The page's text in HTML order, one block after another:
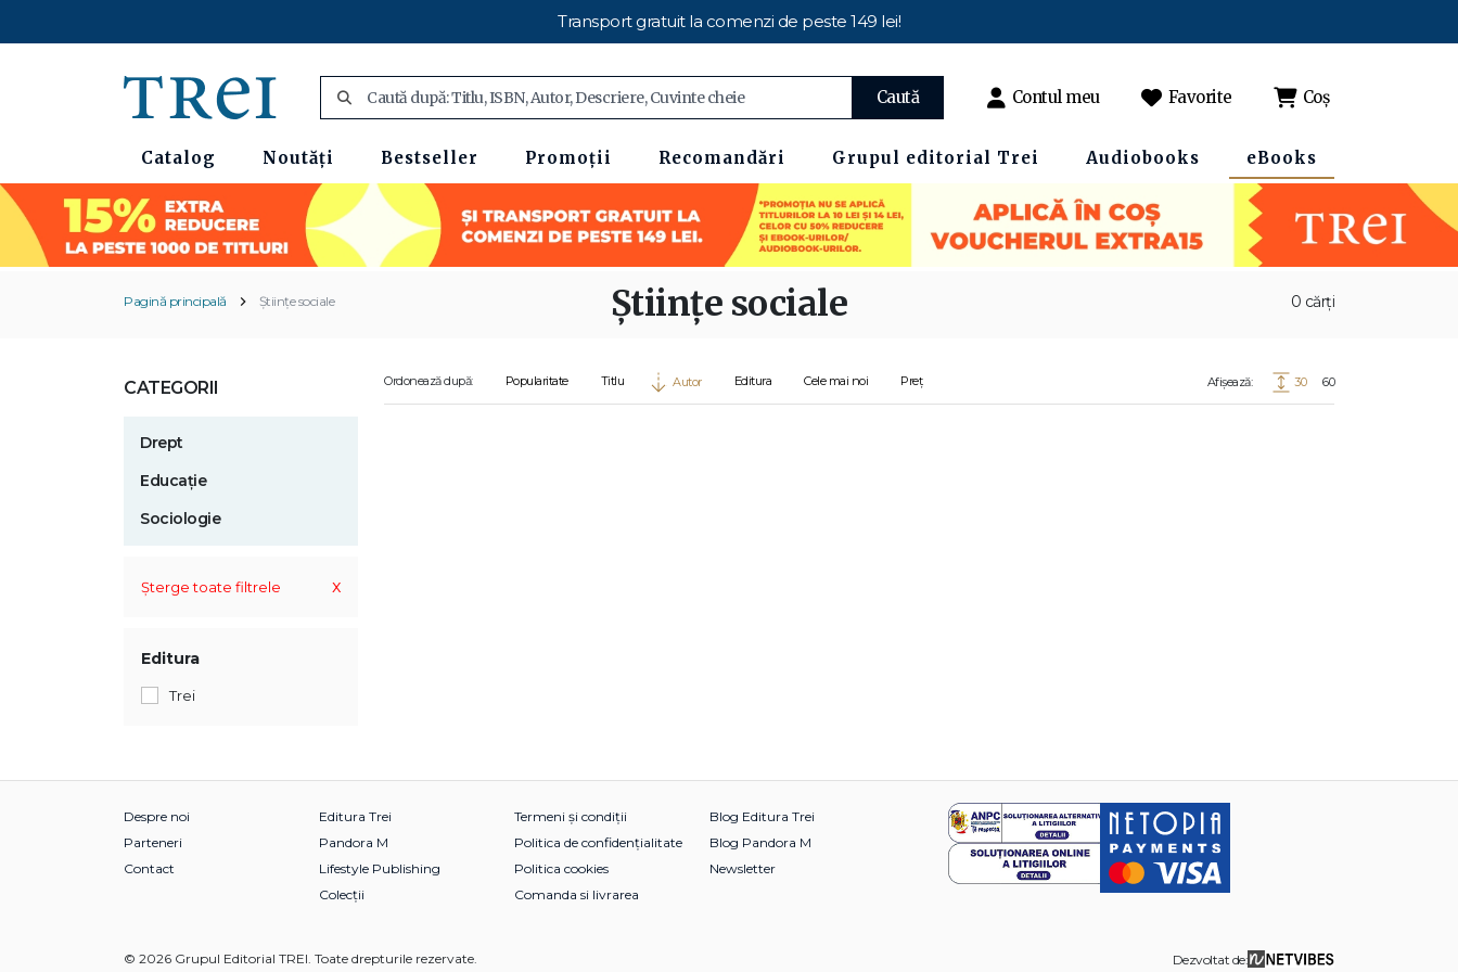
Transport gratuit la comenzi de peste 149 lei!
Caută Contul meu Favorite Coș
Catalog Noutăți Bestseller Promoții Recomandări Grupul editorial Trei Audiobooks eBooks
Pagină principală Științe sociale 0 cărți
Științe sociale
CATEGORII
Drept
Educație
Sociologie
Șterge toate filtrele x
Editura
Trei
Ordonează după: Popularitate Titlu Autor Editura Cele mai noi Preț Afișează: 30 60
Despre noi
Parteneri
Contact
Editura Trei
Pandora M
Lifestyle Publishing
Colecții
Termeni și condiții
Politica de confidențialitate
Politica cookies
Comanda si livrarea
Blog Editura Trei
Blog Pandora M
Newsletter
© 2026 Grupul Editorial TREI. Toate drepturile rezervate. Dezvoltat de: